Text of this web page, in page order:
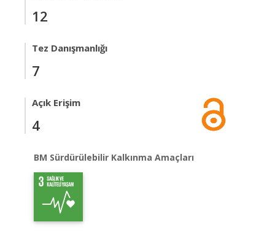
12
Tez Danışmanlığı
7
Açık Erişim
4
BM Sürdürülebilir Kalkınma Amaçları